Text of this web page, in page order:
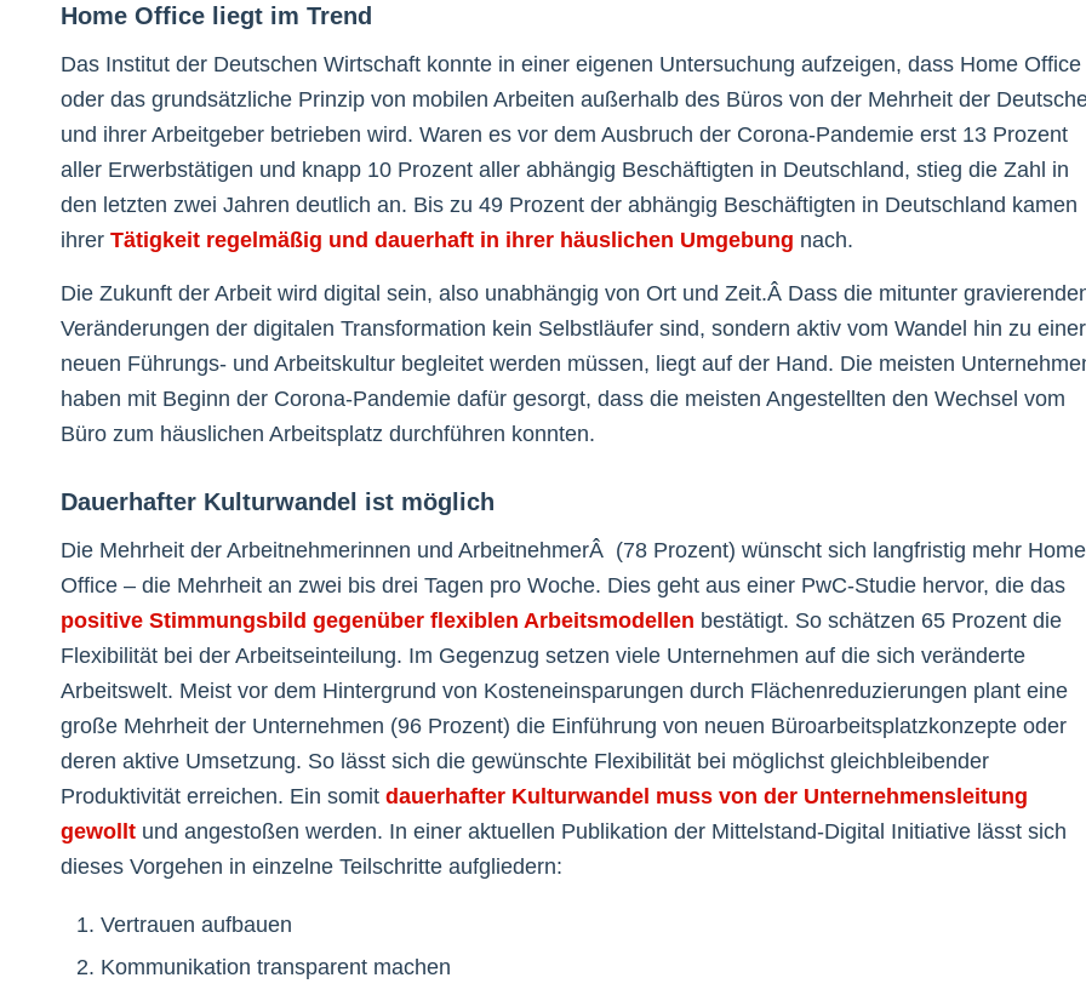
Home Office liegt im Trend
Das Institut der Deutschen Wirtschaft konnte in einer eigenen Untersuchung aufzeigen, dass Home Office
oder das grundsätzliche Prinzip von mobilen Arbeiten außerhalb des Büros von der Mehrheit der
und ihrer Arbeitgeber betrieben wird. Waren es vor dem Ausbruch der Corona-Pandemie erst 13 Prozent
aller Erwerbstätigen und knapp 10 Prozent aller abhängig Beschäftigten in Deutschland, stieg die Zahl in
den letzten zwei Jahren deutlich an. Bis zu 49 Prozent der abhängig Beschäftigten in Deutschland kamen
ihrer Tätigkeit regelmäßig und dauerhaft in ihrer häuslichen Umgebung nach.
Die Zukunft der Arbeit wird digital sein, also unabhängig von Ort und Zeit.Â Dass die mitunter
Veränderungen der digitalen Transformation kein Selbstläufer sind, sondern aktiv vom Wandel hin zu einer
neuen Führungs- und Arbeitskultur begleitet werden müssen, liegt auf der Hand. Die meisten
haben mit Beginn der Corona-Pandemie dafür gesorgt, dass die meisten Angestellten den Wechsel vom
Büro zum häuslichen Arbeitsplatz durchführen konnten.
Dauerhafter Kulturwandel ist möglich
Die Mehrheit der Arbeitnehmerinnen und ArbeitnehmerÂ (78 Prozent) wünscht sich langfristig mehr Home
Office – die Mehrheit an zwei bis drei Tagen pro Woche. Dies geht aus einer PwC-Studie hervor, die das
positive Stimmungsbild gegenüber flexiblen Arbeitsmodellen bestätigt. So schätzen 65 Prozent die
Flexibilität bei der Arbeitseinteilung. Im Gegenzug setzen viele Unternehmen auf die sich veränderte
Arbeitswelt. Meist vor dem Hintergrund von Kosteneinsparungen durch Flächenreduzierungen plant eine
große Mehrheit der Unternehmen (96 Prozent) die Einführung von neuen Büroarbeitsplatzkonzepte oder
deren aktive Umsetzung. So lässt sich die gewünschte Flexibilität bei möglichst gleichbleibender
Produktivität erreichen. Ein somit dauerhafter Kulturwandel muss von der Unternehmensleitung
gewollt und angestoßen werden. In einer aktuellen Publikation der Mittelstand-Digital Initiative lässt sich
dieses Vorgehen in einzelne Teilschritte aufgliedern:
Vertrauen aufbauen
Kommunikation transparent machen